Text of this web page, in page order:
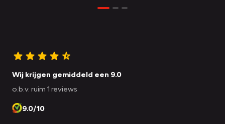
Wij krijgen gemiddeld een 9.0
o.b.v. ruim 1 reviews
9.0/10